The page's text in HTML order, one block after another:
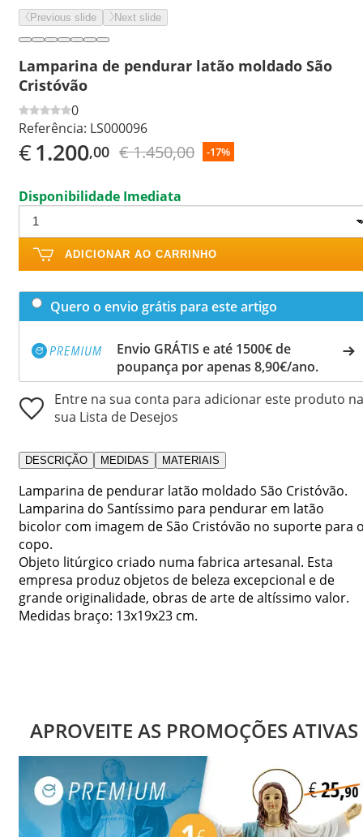
Previous slide Next slide
Lamparina de pendurar latão moldado São
Cristóvão
0
Referência: LS000096
€1.200,00 € 1.450,00 -17%
Disponibilidade Imediata
ADICIONAR AO CARRINHO
Quero o envio grátis para este artigo
Envio GRÁTIS e até 1500€ de
poupança por apenas 8,90€/ano.
Entre na sua conta para adicionar este produto na
sua Lista de Desejos
DESCRIÇÃO MEDIDAS MATERIAIS
Lamparina de pendurar latão moldado São Cristóvão.
Lamparina do Santíssimo para pendurar em latão
bicolor com imagem de São Cristóvão no suporte para
copo.
Objeto litúrgico criado numa fabrica artesanal. Esta
empresa produz objetos de beleza excepcional e de
grande originalidade, obras de arte de altíssimo valor.
Medidas braço: 13x19x23 cm.
APROVEITE AS PROMOÇÕES ATIVAS